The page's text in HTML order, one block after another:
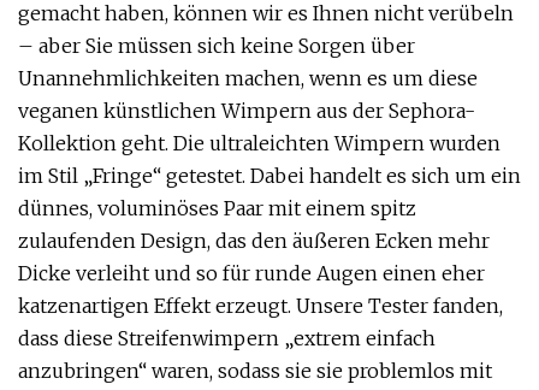
gemacht haben, können wir es Ihnen nicht verübeln
– aber Sie müssen sich keine Sorgen über
Unannehmlichkeiten machen, wenn es um diese
veganen künstlichen Wimpern aus der Sephora-
Kollektion geht. Die ultraleichten Wimpern wurden
im Stil „Fringe“ getestet. Dabei handelt es sich um ein
dünnes, voluminöses Paar mit einem spitz
zulaufenden Design, das den äußeren Ecken mehr
Dicke verleiht und so für runde Augen einen eher
katzenartigen Effekt erzeugt. Unsere Tester fanden,
dass diese Streifenwimpern „extrem einfach
anzubringen“ waren, sodass sie sie problemlos mit